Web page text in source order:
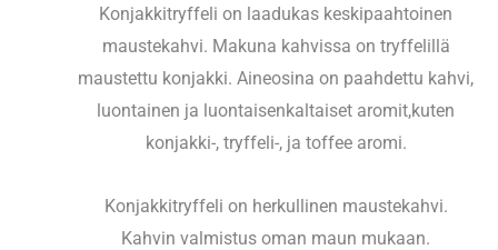
Konjakkitryffeli on laadukas keskipaahtoinen
maustekahvi. Makuna kahvissa on tryffelillä
maustettu konjakki. Aineosina on paahdettu kahvi,
luontainen ja luontaisenkaltaiset aromit,kuten
konjakki-, tryffeli-, ja toffee aromi.
Konjakkitryffeli on herkullinen maustekahvi.
Kahvin valmistus oman maun mukaan.